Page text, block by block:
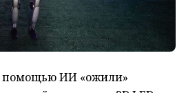
помощью ИИ «ожили»